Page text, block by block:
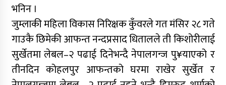
भनिन ।
जुम्लाकी महिला विकास निरिक्षक कुँवरले गत मंसिर २८ गते
गाउकै छिमेकी आफन्त नन्दप्रसाद धितालले ती किशोरीलाई
सुर्खेतमा लेबल–२ पढाई दिनेभन्दै नेपालगन्ज पु¥याएको र
तीनदिन कोहलपुर आफन्तको घरमा राखेर सुर्खेत र